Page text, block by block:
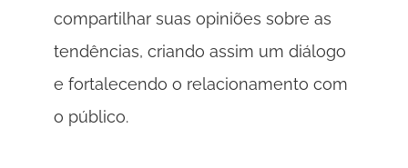
compartilhar suas opiniões sobre as
tendências, criando assim um diálogo
e fortalecendo o relacionamento com
o público.